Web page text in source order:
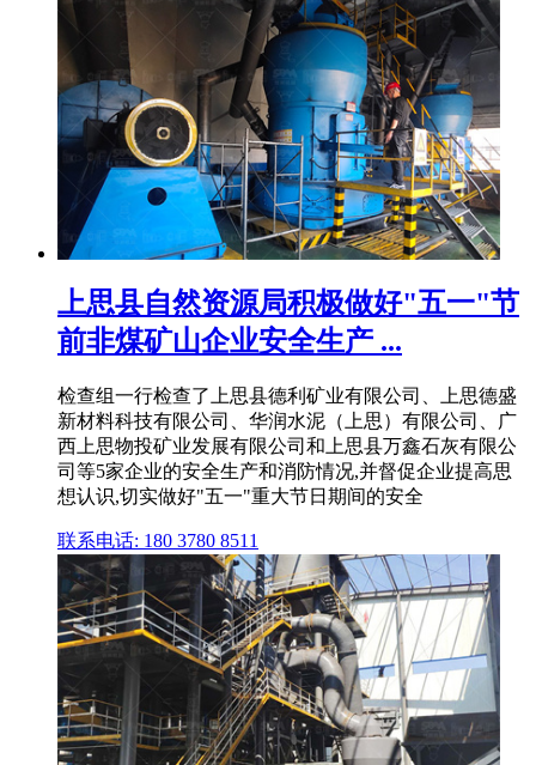
上思县自然资源局积极做好"五一"节
前非煤矿山企业安全生产 ...
检查组一行检查了上思县德利矿业有限公司、上思德盛
新材料科技有限公司、华润水泥（上思）有限公司、广
西上思物投矿业发展有限公司和上思县万鑫石灰有限公
司等5家企业的安全生产和消防情况,并督促企业提高思
想认识,切实做好"五一"重大节日期间的安全
联系电话: 180 3780 8511